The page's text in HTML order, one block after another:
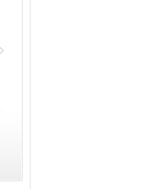
yerine Donanım Mühendisliği